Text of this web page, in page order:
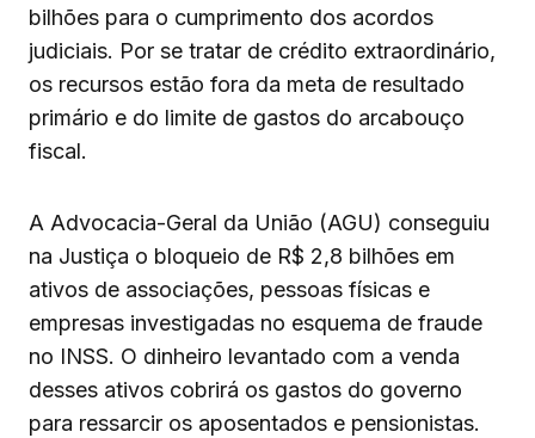
bilhões para o cumprimento dos acordos
judiciais. Por se tratar de crédito extraordinário,
os recursos estão fora da meta de resultado
primário e do limite de gastos do arcabouço
fiscal.
A Advocacia-Geral da União (AGU) conseguiu
na Justiça o bloqueio de R$ 2,8 bilhões em
ativos de associações, pessoas físicas e
empresas investigadas no esquema de fraude
no INSS. O dinheiro levantado com a venda
desses ativos cobrirá os gastos do governo
para ressarcir os aposentados e pensionistas.